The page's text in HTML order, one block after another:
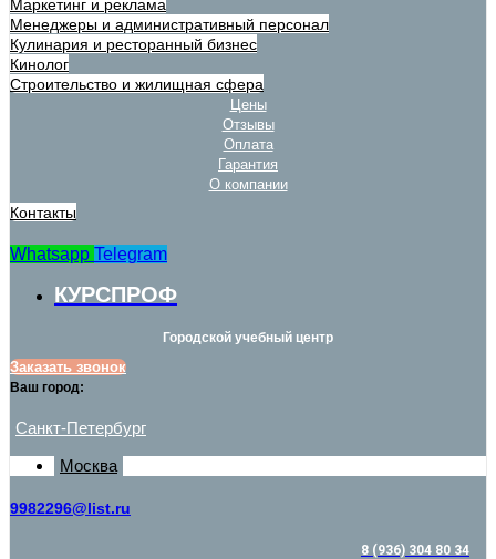
Маркетинг и реклама
Менеджеры и административный персонал
Кулинария и ресторанный бизнес
Кинолог
Строительство и жилищная сфера
Цены
Отзывы
Оплата
Гарантия
О компании
Контакты
Whatsapp Telegram
КУРСПРОФ
Городской учебный центр
Заказать звонок
Ваш город:
Санкт-Петербург
Москва
9982296@list.ru
8 (936) 304 80 34